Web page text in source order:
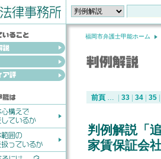
福岡市弁護士甲能ホーム
前頁 … 33 34 35
判例解説「
家賃保証会